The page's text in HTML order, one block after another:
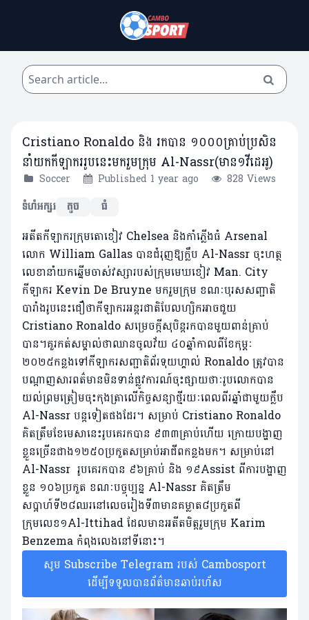
Cristiano Ronaldo និង រកបាន ១០០០គ្រាប់ប្រសិន
នាំយកកីឡាកររូបនេះមករួមក្រុម Al-Nassr(មាន១វីដេអូ)
Soccer Published 1 year ago
828 Views
ទំហំអក្សរ
តូច ធំ
អតីតកីឡាករក្រុមតោខៀវ Chelsea និងកាំភ្លើងធំ Arsenal
លោក William Gallas បានជំរុញឱ្យក្លឹប Al-Nassr ចុះហត្ថ
លេខានាំយកឆ្នើមចាស់វស្សារបស់ក្រុមមេឃខៀវ Man. City
កីឡាករ Kevin De Bruyne មករួមក្រុម ខណៈបុរសសញ្ជាតិ
បារាំងរូបនេះជឿថាកីឡាករអន្តរជាតិបែលហ្សិកអាចជួយ
Cristiano Ronaldo សម្រេចក្តីសុបិន្តរកបានមួយពាន់គ្រាប់
បាន។គួរកត់សម្គាល់ថាឈានចូលវ័យ ៤០ឆ្នាំកាលពីខែកុម្ភៈ
២០២៥កន្លងទៅកីឡាករសញ្ជាតិព័រទុយហ្គាល់ Ronaldo ត្រូវបាន
បណ្តាញសារពត៌មានមិនទាន់ផ្លូវការណ៍ចុះផ្សាយថាៈរូបលោកបាន
យល់ព្រមត្រៀមចុះកុងត្រាលើកិច្ចសន្យាថ្មីរយៈពេលពីរឆ្នាំជាមួយក្លឹប
Al-Nassr បន្តទៀតផងដែរ។ សម្រាប់ Cristiano Ronaldo
គិតត្រឹមខែមេសានេះរូបគេរកបាន ៩៣៣គ្រាប់ហើយ ក្រោយបង្ហាញ
ខ្លួនច្រើនជាង១២៥០ប្រកួតសម្រាប់អាជីពកន្លងមក។ សម្រាប់នៅ
Al-Nassr រូបគេរកបាន ៩៦គ្រាប់ និង ១៩Assist ពីការបង្ហាញ
ខ្លួន ១០៦ប្រកួត ខណៈបច្ចុប្បន្ន Al-Nassr គិតត្រឹម
សប្តាហ៍ទី២៨ឈរនៅលេចរៀងទី៣មានគម្លាត៨ប្រកួតពី
ក្រុមលេខ១Al-Ittihad ដែលមានអតីតមិត្តរួមក្រុម Karim
Benzema កំពុងលេងនៅទីនោះ។
សូម Subscribe Telegram របស់ Cambosport
ដើម្បីទទួលបានព័ត៌មានឆាប់រហ័ស